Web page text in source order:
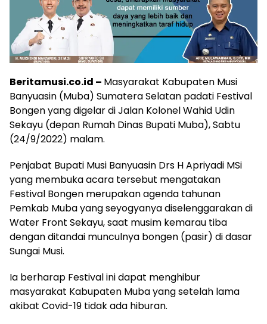
Beritamusi.co.id – Masyarakat Kabupaten Musi
Banyuasin (Muba) Sumatera Selatan padati Festival
Bongen yang digelar di Jalan Kolonel Wahid Udin
Sekayu (depan Rumah Dinas Bupati Muba), Sabtu
(24/9/2022) malam.
Penjabat Bupati Musi Banyuasin Drs H Apriyadi MSi
yang membuka acara tersebut mengatakan
Festival Bongen merupakan agenda tahunan
Pemkab Muba yang seyogyanya diselenggarakan di
Water Front Sekayu, saat musim kemarau tiba
dengan ditandai munculnya bongen (pasir) di dasar
Sungai Musi.
Ia berharap Festival ini dapat menghibur
masyarakat Kabupaten Muba yang setelah lama
akibat Covid-19 tidak ada hiburan.